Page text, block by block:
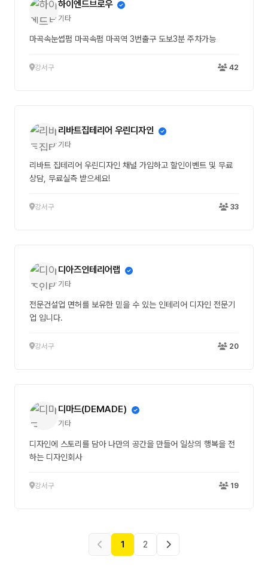
하이엔드브로우
기타
마곡속눈썹펌 마곡속펌 마곡역 3번출구 도보3분 주차가능
강서구 42
리바트집테리어 우린디자인
기타
리바트 집테리어 우린디자인 채널 가입하고 할인이벤트 및 무료
상담, 무료실측 받으세요!
강서구 33
디아즈인테리어랩
기타
전문건설업 면허를 보유한 믿을 수 있는 인테리어 디자인 전문기
업 입니다.
강서구 20
디마드(DEMADE)
기타
디자인에 스토리를 담아 나만의 공간을 만들어 일상의 행복을 전
하는 디자인회사
강서구 19
1 2